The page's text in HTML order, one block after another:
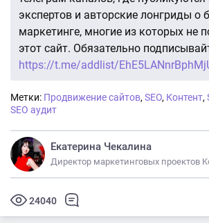
экспертов и авторские лонгриды о
маркетинге, многие из которых не
этот сайт. Обязательно
https://t.me/addlist/
Метки: Продвижение сайтов, SEO, Контент,
SEO аудит
Екатерина Чекалина
Директор маркетинговых проектов
24040